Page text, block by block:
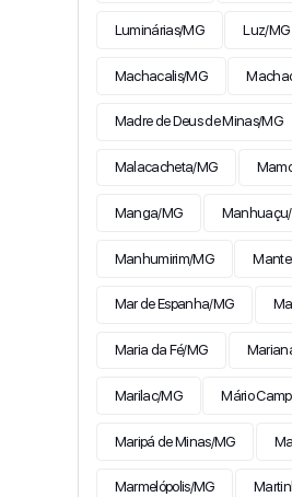
Luminárias/MG Luz/MG
Machacalis/MG
Madre de Deus de Minas/MG
Malacacheta/MG
Manga/MG
Manhumirim/MG
Mar de Espanha/MG
Maria da Fé/MG
Marilac/MG Mário
Maripá de Minas/MG
Marmelópolis/MG